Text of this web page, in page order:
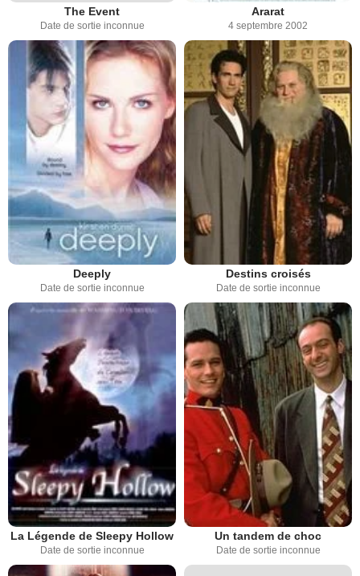
The Event
Date de sortie inconnue
Ararat
4 septembre 2002
Deeply
Date de sortie inconnue
Destins croisés
Date de sortie inconnue
La Légende de Sleepy Hollow
Date de sortie inconnue
Un tandem de choc
Date de sortie inconnue